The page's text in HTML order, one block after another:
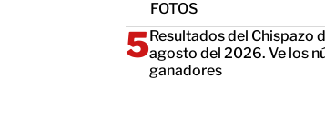
FOTOS
Resultados del Chispazo
agosto del 2026. Ve los
ganadores